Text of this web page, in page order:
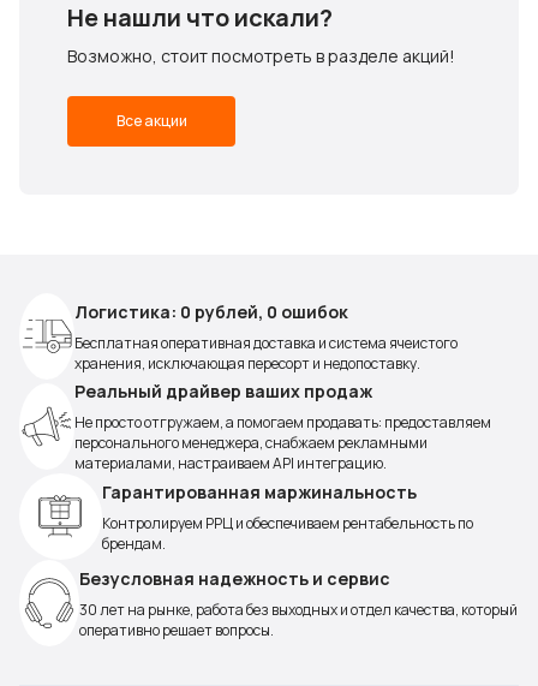
Не нашли что искали?
Возможно, стоит посмотреть в разделе акций!
Все акции
Логистика: 0 рублей, 0 ошибок
Бесплатная оперативная доставка и система ячеистого
хранения, исключающая пересорт и недопоставку.
Реальный драйвер ваших продаж
Не просто отгружаем, а помогаем продавать: предоставляем
персонального менеджера, снабжаем рекламными
материалами, настраиваем API интеграцию.
Гарантированная маржинальность
Контролируем РРЦ и обеспечиваем рентабельность по
брендам.
Безусловная надежность и сервис
30 лет на рынке, работа без выходных и отдел качества, который
оперативно решает вопросы.